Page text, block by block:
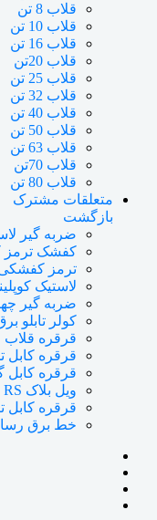
قلاب 8 تن
قلاب 10 تن
قلاب 16 تن
قلاب 20تن
قلاب 25 تن
قلاب 32 تن
قلاب 40 تن
قلاب 50 تن
قلاب 63 تن
قلاب 70تن
قلاب 80 تن
متعلقات مشترک
بازگشت
ضربه گیر
کفشک
ترمز
لاستیک
ضربه گیر
کولر تابلو
قرقره قلاب
قرقره کابل
قرقره کابل
ویل بلاک RS
قرقره کابل
خط برق